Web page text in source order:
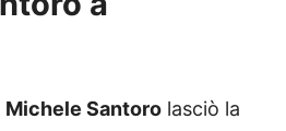
Michele Santoro lasciò la